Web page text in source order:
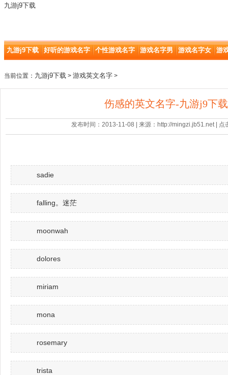
九游j9下载
九游j9下载 好听的游戏名字 个性游戏名字 游戏名字男 游戏名字女 游
当前位置： 九游j9下载 > 游戏英文名字 >
伤感的英文名字-九游j9下载
发布时间：2013-11-08 | 来源：http://mingzi.jb51.net | 点
sadie
falling。迷茫
moonwah
dolores
miriam
mona
rosemary
trista